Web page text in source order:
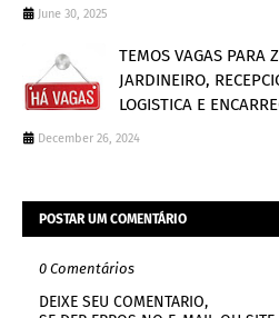
June 30, 2025
TEMOS VAGAS PARA
JARDINEIRO,
LOGISTICA E
December 26, 2024
POSTAR UM COMENTÁRIO
0 Comentários
DEIXE SEU COMENTARIO,